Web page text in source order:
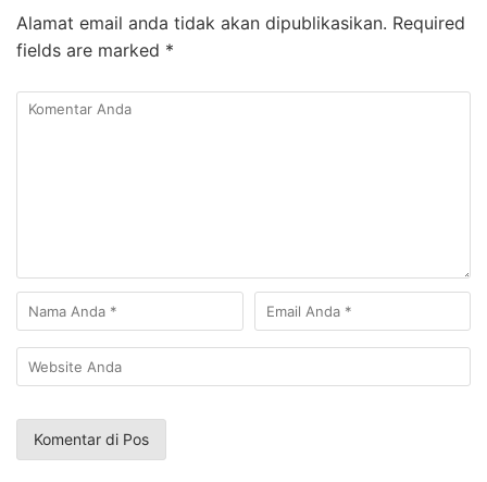
Alamat email anda tidak akan dipublikasikan. Required
fields are marked *